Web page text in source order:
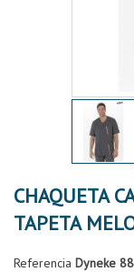
CHAQUETA
TAPETA
Referencia Dyneke